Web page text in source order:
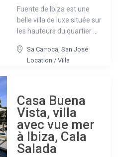
Fuente de Ibiza est une
belle villa de luxe située sur
les hauteurs du quartier ...
Sa Carroca,San José
Location /Villa
Casa Buena
Vista, villa
avec vue mer
à Ibiza, Cala
Salada